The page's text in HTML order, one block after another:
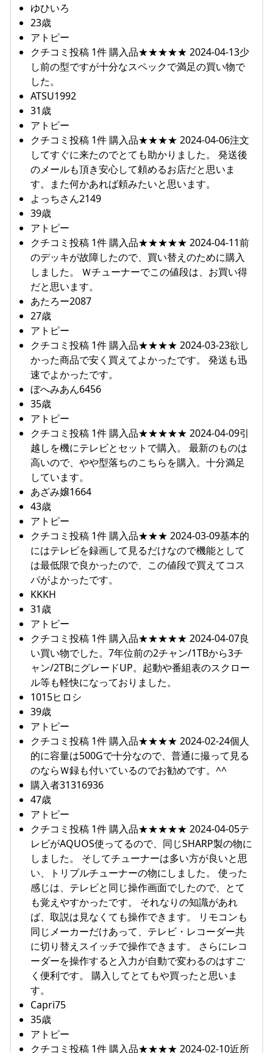
ゆひいろ
23歳
アトピー
クチコミ投稿 1件 購入品★★★★★ 2024-04-13少
し前の型ですが十分なスペックで満足の買い物で
した。
ATSU1992
31歳
アトピー
クチコミ投稿 1件 購入品★★★★ 2024-04-06注文
してすぐに来たのでとても助かりました。 発送後
のメールも頂き安心して頼めるお店だと思いま
す。また何かあれば頼みたいと思います。
よっちさん2149
39歳
アトピー
クチコミ投稿 1件 購入品★★★★★ 2024-04-11前
のデッキが故障したので、買い替えのために購入
しました。 Ｗチューナーでこの値段は、お買い得
だと思います。
あたろー2087
27歳
アトピー
クチコミ投稿 1件 購入品★★★★ 2024-03-23欲し
かった商品で安く買えてよかったです。 発送も迅
速でよかったです。
ぼへみあん6456
35歳
アトピー
クチコミ投稿 1件 購入品★★★★★ 2024-04-09引
越しを機にテレビとセットで購入。 最新のものは
高いので、やや型落ちのこちらを購入。十分満足
しています。
あざみ嬢1664
43歳
アトピー
クチコミ投稿 1件 購入品★★★ 2024-03-09基本的
にはテレビを録画して見るだけなので機能として
は最低限で良かったので、この値段で買えてコス
パがよかったです。
KKKH
31歳
アトピー
クチコミ投稿 1件 購入品★★★★★ 2024-04-07良
い買い物でした。7年位前の2チャン/1TBから3チ
ャン/2TBにグレードUP。起動や番組表のスクロー
ル等も軽快になっておりました。
1015ヒロシ
39歳
アトピー
クチコミ投稿 1件 購入品★★★★ 2024-02-24個人
的に容量は500Gで十分なので、普通に撮って見る
のならＷ録も付いているのでお勧めです。^^
購入者31316936
47歳
アトピー
クチコミ投稿 1件 購入品★★★★★ 2024-04-05テ
レビがAQUOS使ってるので、同じSHARP製の物に
しました。 そしてチューナーは多い方が良いと思
い、トリプルチューナーの物にしました。 使った
感じは、テレビと同じ操作画面でしたので、とて
も覚えやすかったです。 それなりの知識があれ
ば、取説は見なくても操作できます。 リモコンも
同じメーカーだけあって、テレビ・レコーダー共
に切り替えスイッチで操作できます。 さらにレコ
ーダーを操作すると入力が自動で変わるのはすご
く便利です。 購入してとてもや買ったと思いま
す。
Capri75
35歳
アトピー
クチコミ投稿 1件 購入品★★★★ 2024-02-10近所